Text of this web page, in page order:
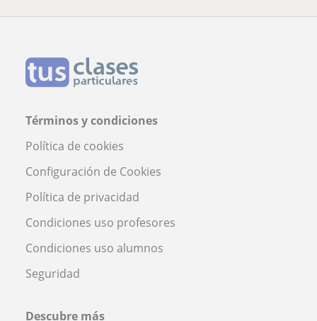
Términos y condiciones
Política de cookies
Configuración de Cookies
Política de privacidad
Condiciones uso profesores
Condiciones uso alumnos
Seguridad
Descubre más